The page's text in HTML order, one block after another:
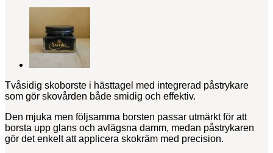
Tvåsidig skoborste i hästtagel med integrerad påstrykare
som gör skovården både smidig och effektiv.
Den mjuka men följsamma borsten passar utmärkt för att
borsta upp glans och avlägsna damm, medan påstrykaren
gör det enkelt att applicera skokräm med precision.